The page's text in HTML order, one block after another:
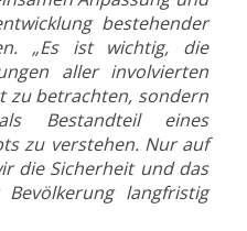
bestehender
„Es ist wichtig, die
aller involvierten
zu betrachten, sondern
Bestandteil eines
zu verstehen. Nur auf
die Sicherheit und das
langfristig